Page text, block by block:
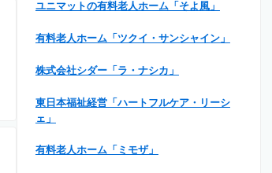
ユニマットの有料老人ホーム「そよ風」
有料老人ホーム「ツクイ・サンシャイン」
株式会社シダー「ラ・ナシカ」
東日本福祉経営「ハートフルケア・リーシ
ェ」
有料老人ホーム「ミモザ」